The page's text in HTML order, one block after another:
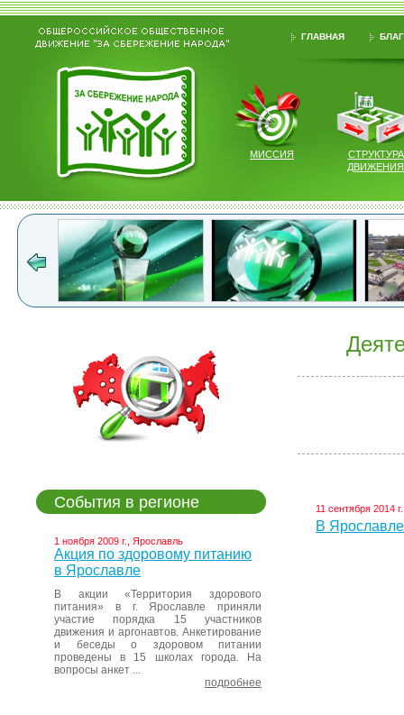
ГЛАВНАЯ
МИССИЯ
СТРУКТУРА
ДВИЖЕНИЯ
События в регионе
1 ноября 2009 г., Ярославль
Акция по здоровому питанию
в Ярославле
В акции «Территория здорового
питания» в г. Ярославле приняли
участие порядка 15 участников
движения и аргонавтов. Анкетирование
и беседы о здоровом питании
проведены в 15 школах города. На
вопросы анкет ...
подробнее
11 сентября 2014
В